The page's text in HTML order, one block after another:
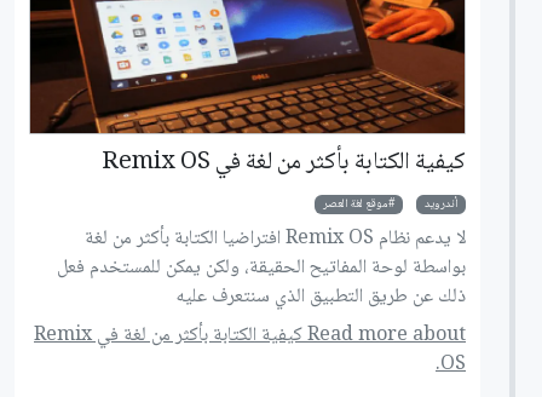
كيفية الكتابة بأكثر من لغة في Remix OS
أندرويد موقع لغة العصر
لا يدعم نظام Remix OS افتراضيا الكتابة بأكثر من لغة
بواسطة لوحة المفاتيح الحقيقة، ولكن يمكن للمستخدم فعل
ذلك عن طريق التطبيق الذي سنتعرف عليه
Read more about كيفية الكتابة بأكثر من لغة في Remix
OS.